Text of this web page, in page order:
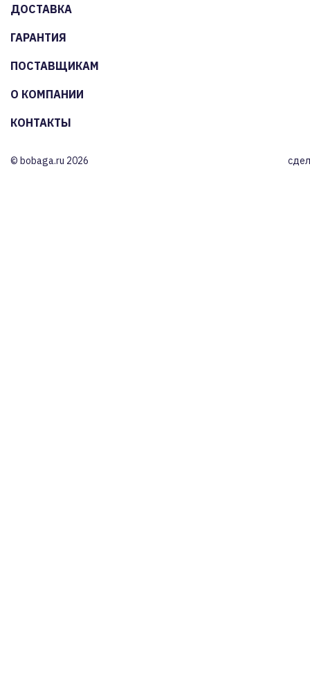
ДОСТАВКА
ГАРАНТИЯ
ПОСТАВЩИКАМ
О КОМПАНИИ
КОНТАКТЫ
© bobaga.ru 2026